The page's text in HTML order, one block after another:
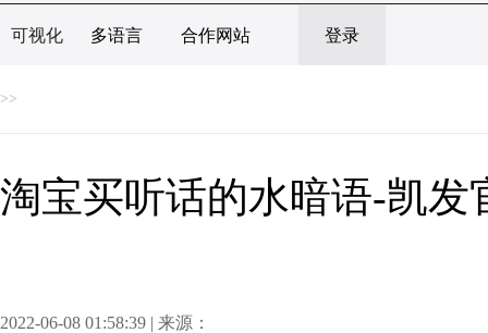
可视化 多语言 合作网站 登录
>>
淘宝买听话的水暗语-凯发
2022-06-08 01:58:39 | 来源：